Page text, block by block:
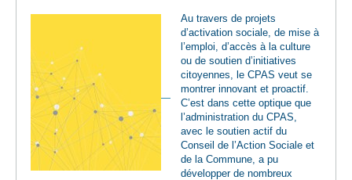
CULTURE ET JEUNESSE
Au travers de projets
d’activation sociale, de mise à
l’emploi, d’accès à la culture
ou de soutien d’initiatives
citoyennes, le CPAS veut se
montrer innovant et proactif.
C’est dans cette optique que
l’administration du CPAS,
avec le soutien actif du
Conseil de l’Action Sociale et
de la Commune, a pu
développer de nombreux